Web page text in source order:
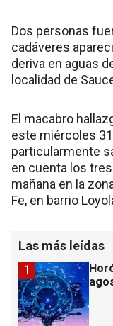
Dos personas
cadáveres
deriva en aguas
localidad de
El macabro
este miércoles
particularmente
en cuenta los
mañana en la
Fe, en barrio
Las más leídas
1